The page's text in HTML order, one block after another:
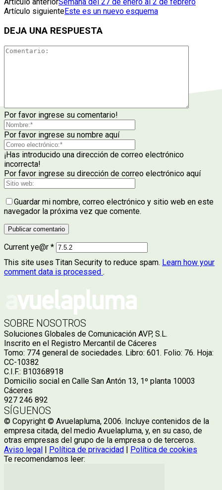
Artículo siguienteEste es un nuevo esquema
DEJA UNA RESPUESTA
Por favor ingrese su comentario!
Por favor ingrese su nombre aquí
¡Has introducido una dirección de correo electrónico
incorrecta!
Por favor ingrese su dirección de correo electrónico aquí
Guardar mi nombre, correo electrónico y sitio web en este
navegador la próxima vez que comente.
Current ye@r *
This site uses Titan Security to reduce spam. Learn how your
comment data is processed .
SOBRE NOSOTROS
Soluciones Globales de Comunicación AVP, S.L.
Inscrito en el Registro Mercantil de Cáceres
Tomo: 774 general de sociedades. Libro: 601. Folio: 76. Hoja:
CC-10382
C.I.F.: B10368918
Domicilio social en Calle San Antón 13, 1º planta 10003
Cáceres
927 246 892
SÍGUENOS
© Copyright © Avuelapluma, 2006. Incluye contenidos de la
empresa citada, del medio Avuelapluma, y, en su caso, de
otras empresas del grupo de la empresa o de terceros.
Aviso legal | Política de privacidad | Política de cookies
Te recomendamos leer: